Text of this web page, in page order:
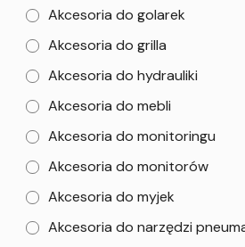
Akcesoria do golarek
Akcesoria do grilla
Akcesoria do hydrauliki
Akcesoria do mebli
Akcesoria do monitoringu
Akcesoria do monitorów
Akcesoria do myjek
Akcesoria do narzędzi